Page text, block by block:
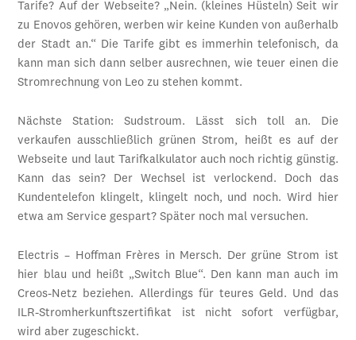
Tarife? Auf der Webseite? „Nein. (kleines Hüsteln) Seit wir
zu Enovos gehören, werben wir keine Kunden von außerhalb
der Stadt an.“ Die Tarife gibt es immerhin telefonisch, da
kann man sich dann selber ausrechnen, wie teuer einen die
Stromrechnung von Leo zu stehen kommt.
Nächste Station: Sudstroum. Lässt sich toll an. Die
verkaufen ausschließlich grünen Strom, heißt es auf der
Webseite und laut Tarifkalkulator auch noch richtig günstig.
Kann das sein? Der Wechsel ist verlockend. Doch das
Kundentelefon klingelt, klingelt noch, und noch. Wird hier
etwa am Service gespart? Später noch mal versuchen.
Electris – Hoffman Frères in Mersch. Der grüne Strom ist
hier blau und heißt „Switch Blue“. Den kann man auch im
Creos-Netz beziehen. Allerdings für teures Geld. Und das
ILR-Stromherkunftszertifikat ist nicht sofort verfügbar,
wird aber zugeschickt.